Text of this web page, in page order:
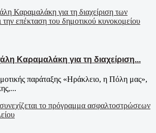
Καραμαλάκη για τη διαχείριση...
παράταξης «Ηράκλειο, η Πόλη μας»,